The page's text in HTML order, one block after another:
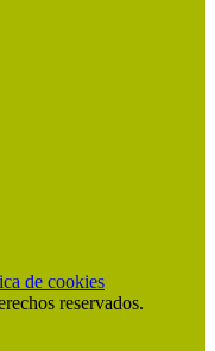
de cookies
reservados.